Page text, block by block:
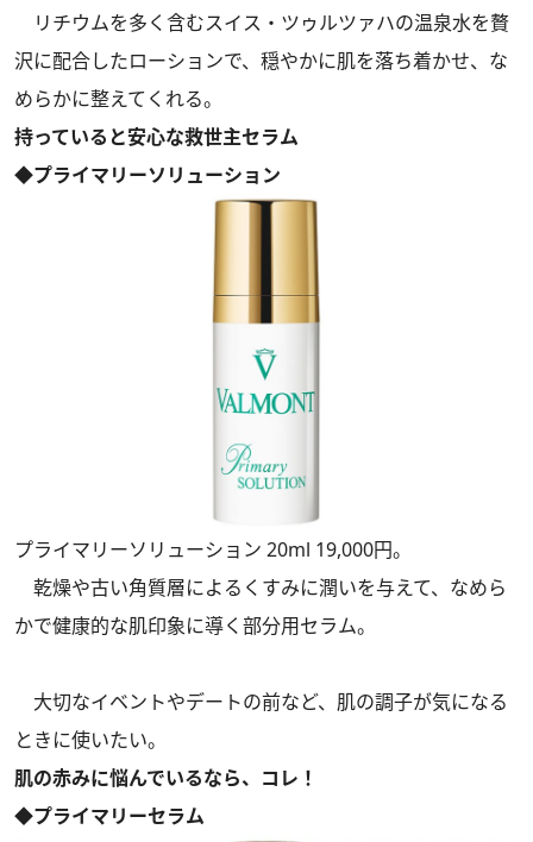
リチウムを多く含むスイス・ツゥルツァハの温泉水を贅
沢に配合したローションで、穏やかに肌を落ち着かせ、な
めらかに整えてくれる。
持っていると安心な救世主セラム
◆プライマリーソリューション
プライマリーソリューション 20ml 19,000円。
乾燥や古い角質層によるくすみに潤いを与えて、なめら
かで健康的な肌印象に導く部分用セラム。
大切なイベントやデートの前など、肌の調子が気になる
ときに使いたい。
肌の赤みに悩んでいるなら、コレ！
◆プライマリーセラム